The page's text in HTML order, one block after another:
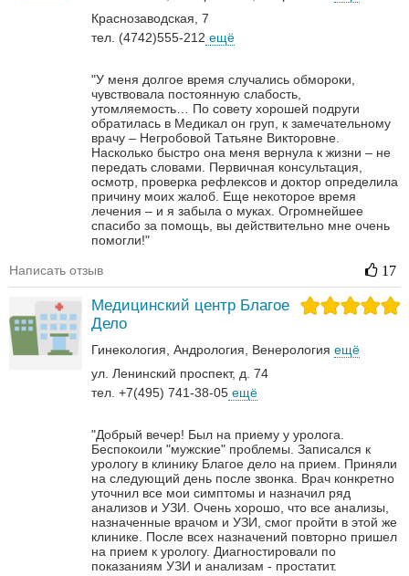
Краснозаводская, 7
тел. (4742)555-212 ещё
"У меня долгое время случались обмороки,
чувствовала постоянную слабость,
утомляемость… По совету хорошей подруги
обратилась в Медикал он груп, к замечательному
врачу – Негробовой Татьяне Викторовне.
Насколько быстро она меня вернула к жизни – не
передать словами. Первичная консультация,
осмотр, проверка рефлексов и доктор определила
причину моих жалоб. Еще некоторое время
лечения – и я забыла о муках. Огромнейшее
спасибо за помощь, вы действительно мне очень
помогли!"
Написать отзыв 17
Медицинский центр Благое
Дело
Гинекология Андрология‎ Венерология‎ ещё
ул. Ленинский проспект, д. 74
тел. +7(495) 741-38-05 ещё
"Добрый вечер! Был на приему у уролога.
Беспокоили "мужские" проблемы. Записался к
урологу в клинику Благое дело на прием. Приняли
на следующий день после звонка. Врач конкретно
уточнил все мои симптомы и назначил ряд
анализов и УЗИ. Очень хорошо, что все анализы,
назначенные врачом и УЗИ, смог пройти в этой же
клинике. После всех назначений повторно пришел
на прием к урологу. Диагностировали по
показаниям УЗИ и анализам - простатит.